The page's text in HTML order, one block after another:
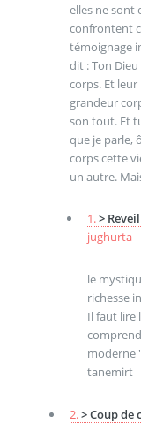
elles ne sont
confrontent
témoignage
dit : Ton
corps. Et
grandeur
son tout. Et
que je parle,
corps cette
un autre.
1.>
jughurta
le
richesse
Il faut lire
moderne
tanemirt
2.> Coup de